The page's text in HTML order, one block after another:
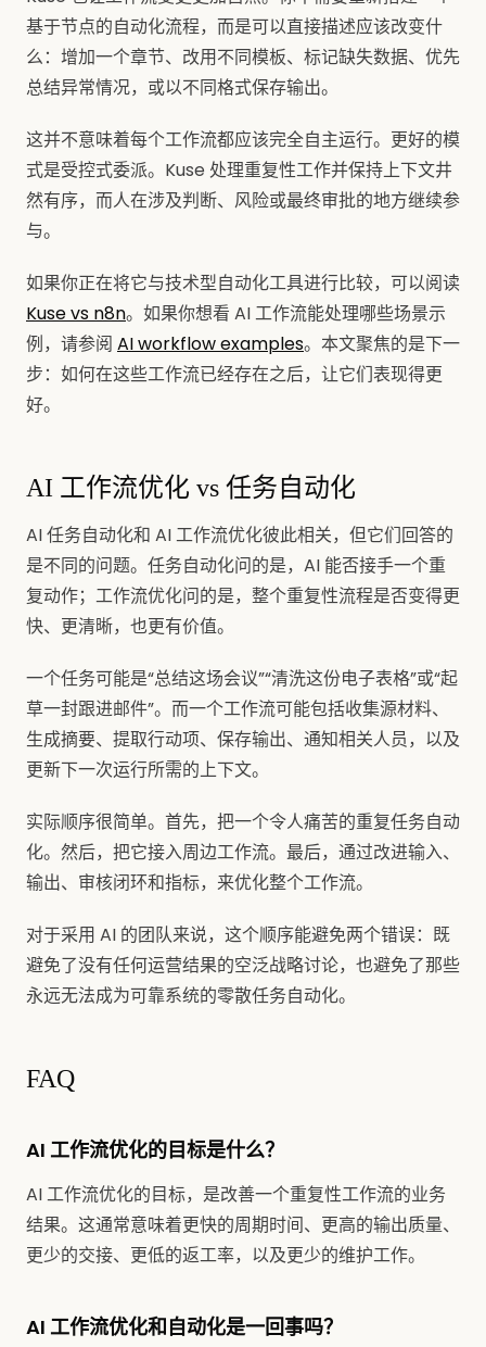
基于节点的自动化流程，而是可以直接描述应该改变什
么：增加一个章节、改用不同模板、标记缺失数据、优先
总结异常情况，或以不同格式保存输出。
这并不意味着每个工作流都应该完全自主运行。更好的模
式是受控式委派。Kuse 处理重复性工作并保持上下文井
然有序，而人在涉及判断、风险或最终审批的地方继续参
与。
如果你正在将它与技术型自动化工具进行比较，可以阅读
Kuse vs n8n。如果你想看 AI 工作流能处理哪些场景示
例，请参阅 AI workflow examples。本文聚焦的是下一
步：如何在这些工作流已经存在之后，让它们表现得更
好。
AI 工作流优化 vs 任务自动化
AI 任务自动化和 AI 工作流优化彼此相关，但它们回答的
是不同的问题。任务自动化问的是，AI 能否接手一个重
复动作；工作流优化问的是，整个重复性流程是否变得更
快、更清晰，也更有价值。
一个任务可能是“总结这场会议”“清洗这份电子表格”或“起
草一封跟进邮件”。而一个工作流可能包括收集源材料、
生成摘要、提取行动项、保存输出、通知相关人员，以及
更新下一次运行所需的上下文。
实际顺序很简单。首先，把一个令人痛苦的重复任务自动
化。然后，把它接入周边工作流。最后，通过改进输入、
输出、审核闭环和指标，来优化整个工作流。
对于采用 AI 的团队来说，这个顺序能避免两个错误：既
避免了没有任何运营结果的空泛战略讨论，也避免了那些
永远无法成为可靠系统的零散任务自动化。
FAQ
AI 工作流优化的目标是什么？
AI 工作流优化的目标，是改善一个重复性工作流的业务
结果。这通常意味着更快的周期时间、更高的输出质量、
更少的交接、更低的返工率，以及更少的维护工作。
AI 工作流优化和自动化是一回事吗？